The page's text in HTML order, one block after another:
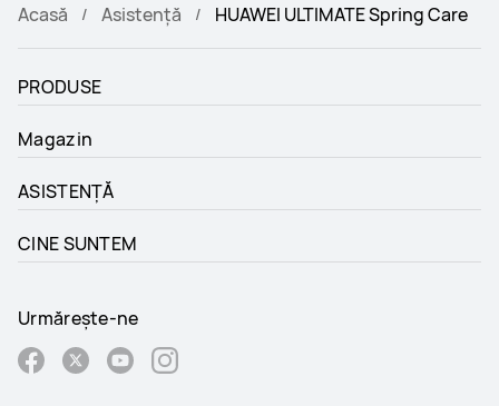
Acasă Asistență HUAWEI ULTIMATE Spring Care
PRODUSE
Magazin
ASISTENȚĂ
CINE SUNTEM
Urmărește-ne